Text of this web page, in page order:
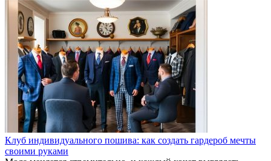
Клуб индивидуального пошива: как создать гардероб мечты
своими руками